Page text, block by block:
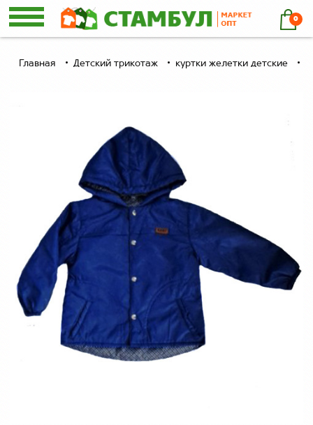
0
Главная Детский трикотаж куртки желетки детские